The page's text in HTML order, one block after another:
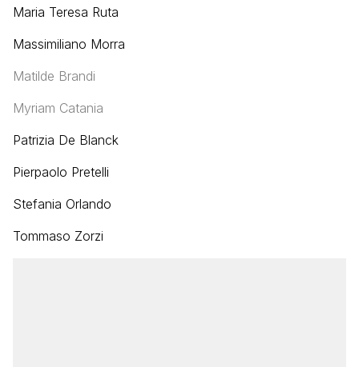
Maria Teresa Ruta
Massimiliano Morra
Matilde Brandi
Myriam Catania
Patrizia De Blanck
Pierpaolo Pretelli
Stefania Orlando
Tommaso Zorzi